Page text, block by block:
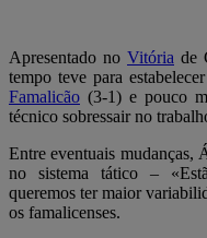
Apresentado no Vitória de
tempo teve para
Famalicão (3-1) e pouco
técnico sobressair no
Entre eventuais mudanças,
no sistema tático –
queremos ter maior
os famalicenses.